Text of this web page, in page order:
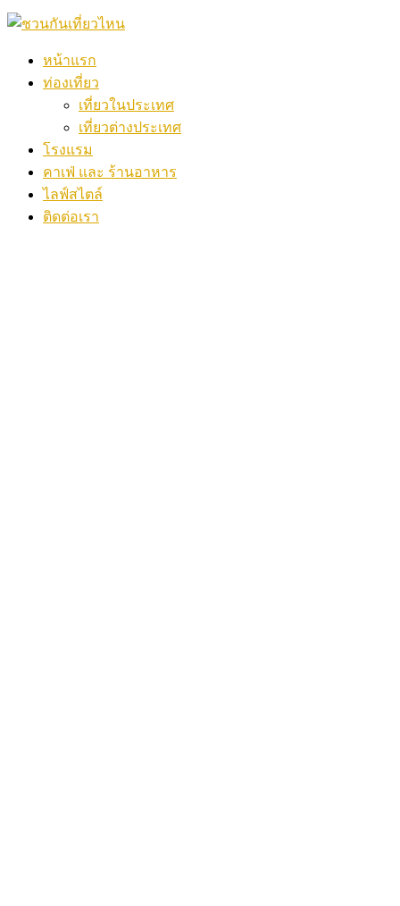
หน้าแรก
ท่องเที่ยว
เที่ยวในประเทศ
เที่ยวต่างประเทศ
โรงแรม
คาเฟ่ และ ร้านอาหาร
ไลฟ์สไตล์
ติดต่อเรา